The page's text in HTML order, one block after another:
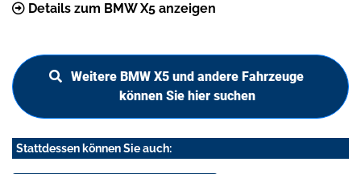
Details zum BMW X5 anzeigen
Weitere BMW X5 und andere Fahrzeuge
können Sie hier suchen
Stattdessen können Sie auch: